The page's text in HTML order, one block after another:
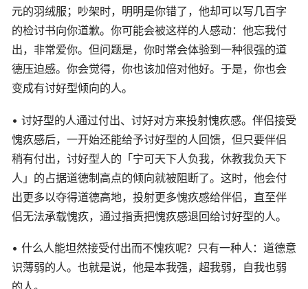
元的羽绒服；吵架时，明明是你错了，他却可以写几百字
的检讨书向你道歉。你可能会被这样的人感动：他忘我付
出，非常爱你。但问题是，你时常会体验到一种很强的道
德压迫感。你会觉得，你也该加倍对他好。于是，你也会
变成有讨好型倾向的人。
• 讨好型的人通过付出、讨好对方来投射愧疚感。伴侣接受
愧疚感后，一开始还能给予讨好型的人回馈，但只要伴侣
稍有付出，讨好型人的「宁可天下人负我，休教我负天下
人」的占据道德制高点的倾向就被阻断了。这时，他会付
出更多以夺得道德高地，投射更多愧疚感给伴侣，直至伴
侣无法承载愧疚，通过指责把愧疚感退回给讨好型的人。
• 什么人能坦然接受付出而不愧疚呢？只有一种人：道德意
识薄弱的人。也就是说，他是本我强，超我弱，自我也弱